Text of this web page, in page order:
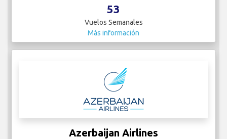
53
Vuelos Semanales
Más información
Azerbaijan Airlines